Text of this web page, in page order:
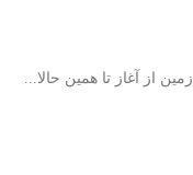
از آغاز تا همین حالا...